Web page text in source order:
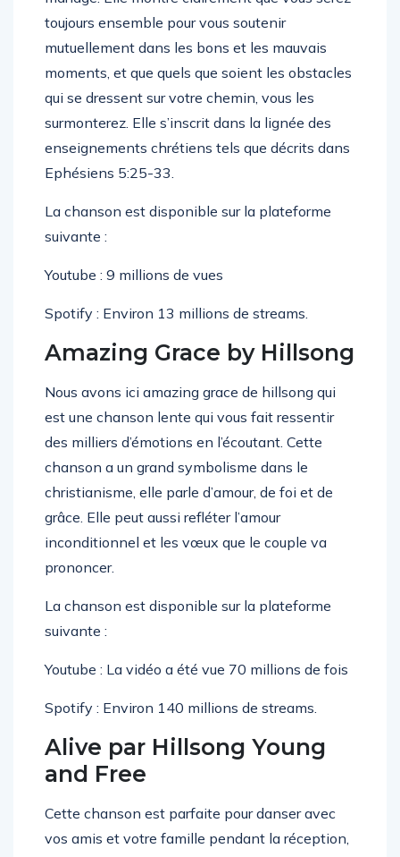
toujours ensemble pour vous soutenir
mutuellement dans les bons et les mauvais
moments, et que quels que soient les obstacles
qui se dressent sur votre chemin, vous les
surmonterez. Elle s’inscrit dans la lignée des
enseignements chrétiens tels que décrits dans
Ephésiens 5:25-33.
La chanson est disponible sur la plateforme
suivante :
Youtube : 9 millions de vues
Spotify : Environ 13 millions de streams.
Amazing Grace by Hillsong
Nous avons ici amazing grace de hillsong qui
est une chanson lente qui vous fait ressentir
des milliers d’émotions en l’écoutant. Cette
chanson a un grand symbolisme dans le
christianisme, elle parle d’amour, de foi et de
grâce. Elle peut aussi refléter l’amour
inconditionnel et les vœux que le couple va
prononcer.
La chanson est disponible sur la plateforme
suivante :
Youtube : La vidéo a été vue 70 millions de fois
Spotify : Environ 140 millions de streams.
Alive par Hillsong Young
and Free
Cette chanson est parfaite pour danser avec
vos amis et votre famille pendant la réception,